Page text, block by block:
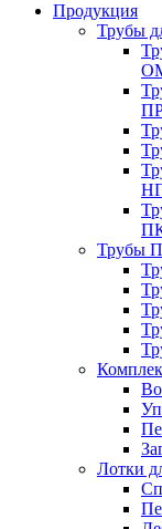
Продукция
Трубы
Трубы
Лотки